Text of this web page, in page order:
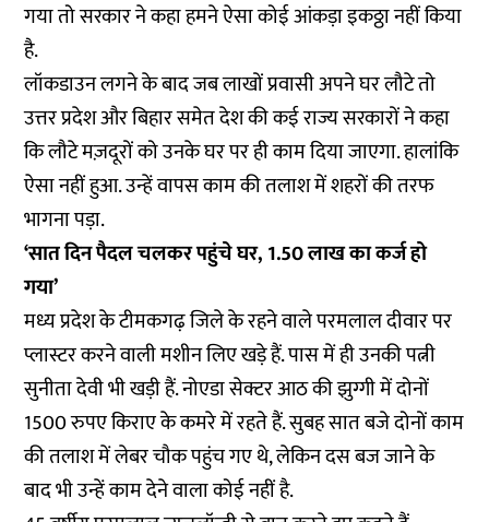
गया तो सरकार ने कहा हमने ऐसा कोई आंकड़ा इकठ्ठा नहीं किया
है.
लॉकडाउन लगने के बाद जब लाखों प्रवासी अपने घर लौटे तो
उत्तर प्रदेश और बिहार समेत देश की कई राज्य सरकारों ने कहा
कि लौटे मज़दूरों को उनके घर पर ही काम दिया जाएगा. हालांकि
ऐसा नहीं हुआ. उन्हें वापस काम की तलाश में शहरों की तरफ
भागना पड़ा.
‘सात दिन पैदल चलकर पहुंचे घर, 1.50 लाख का कर्ज हो
गया’
मध्य प्रदेश के टीमकगढ़ जिले के रहने वाले परमलाल दीवार पर
प्लास्टर करने वाली मशीन लिए खड़े हैं. पास में ही उनकी पत्नी
सुनीता देवी भी खड़ी हैं. नोएडा सेक्टर आठ की झुग्गी में दोनों
1500 रुपए किराए के कमरे में रहते हैं. सुबह सात बजे दोनों काम
की तलाश में लेबर चौक पहुंच गए थे, लेकिन दस बज जाने के
बाद भी उन्हें काम देने वाला कोई नहीं है.